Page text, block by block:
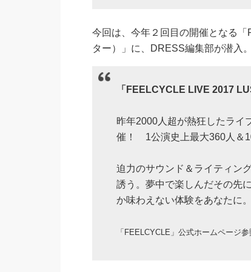
今回は、今年２回目の開催となる
ター）」に、DRESS編集部が潜入
「FEELCYCLE LIVE 2017
昨年2000人超が熱狂したライ
催！ 1公演史上最大360人＆
迫力のサウンド＆ライティン
誘う。夢中で楽しんだその先
か味わえない体験をあなたに。
「FEELCYCLE」公式ホームページ参